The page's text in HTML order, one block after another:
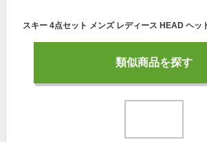
類似商品を探す